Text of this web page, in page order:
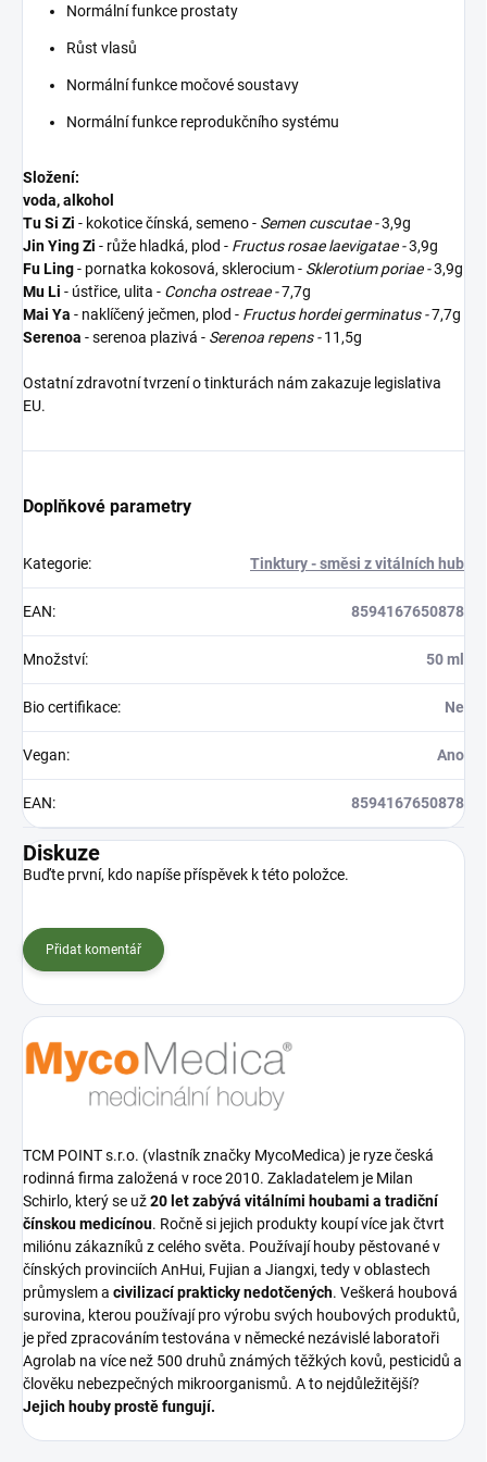
Normální funkce prostaty
Růst vlasů
Normální funkce močové soustavy
Normální funkce reprodukčního systému
Složení:
voda, alkohol
Tu Si Zi - kokotice čínská, semeno - Semen cuscutae-3,9g
Jin Ying Zi - růže hladká, plod - Fructus rosae laevigatae-3,9g
Fu Ling- pornatka kokosová, sklerocium - Sklerotium poriae -3,9g
Mu Li - ústřice, ulita - Concha ostreae -7,7g
Mai Ya - naklíčený ječmen, plod - Fructus hordei germinatus-7,7g
Serenoa - serenoa plazivá - Serenoa repens -11,5g
Ostatní zdravotní tvrzení o tinkturách nám zakazuje legislativa
EU.
Doplňkové parametry
Kategorie: Tinktury - směsi z vitálních hub
EAN: 8594167650878
Množství: 50 ml
Bio certifikace: Ne
Vegan: Ano
EAN: 8594167650878
Diskuze
Buďte první, kdo napíše příspěvek k této položce.
Přidat komentář
TCM POINT s.r.o. (vlastník značky MycoMedica) je ryze česká
rodinná firma založená v roce 2010. Zakladatelem je Milan
Schirlo, který se už20 let zabývá vitálními houbami a tradiční
čínskou medicínou. Ročně si jejich produkty koupí více jak čtvrt
miliónu zákazníků z celého světa. Používají houby pěstované v
čínských provinciích AnHui, Fujian a Jiangxi, tedy v oblastech
průmyslem a civilizací prakticky nedotčených. Veškerá houbová
surovina, kterou používají pro výrobu svých houbových produktů,
je před zpracováním testována v německé nezávislé laboratoři
Agrolab na více než 500 druhů známých těžkých kovů, pesticidů a
člověku nebezpečných mikroorganismů. A to nejdůležitější?
Jejich houby prostě fungují.